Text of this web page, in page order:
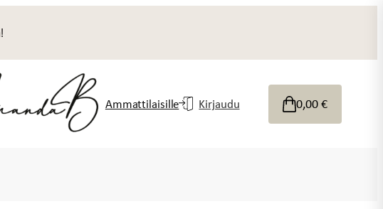
Ammattilaisille Kirjaudu 0,00€